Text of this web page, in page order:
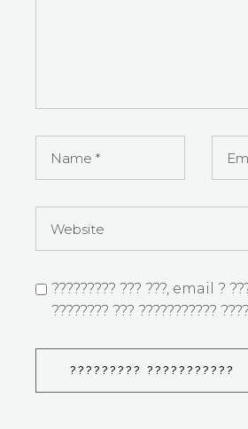
????????? ??? ???, email ?
???????? ??? ???????????
????????? ???????????